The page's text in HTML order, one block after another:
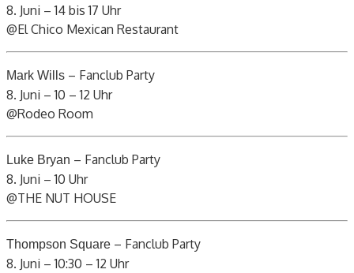
8. Juni – 14 bis 17 Uhr
@El Chico Mexican Restaurant
Mark Wills – Fanclub Party
8. Juni – 10 – 12 Uhr
@Rodeo Room
Luke Bryan – Fanclub Party
8. Juni – 10 Uhr
@THE NUT HOUSE
Thompson Square – Fanclub Party
8. Juni – 10:30 – 12 Uhr